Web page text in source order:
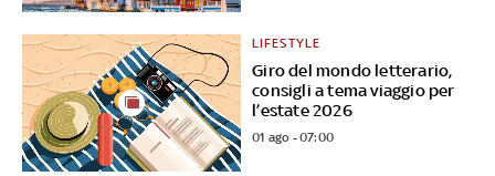
Giro del mondo letterario,
consigli a tema viaggio per
l’estate 2026
LIFESTYLE
01 ago - 07:00